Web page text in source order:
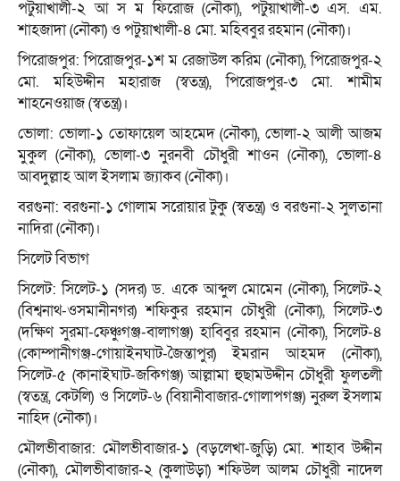
পটুয়াখালী-২ আ স ম ফিরোজ (নৌকা), পটুয়াখালী-৩ এস. এম.
শাহজাদা (নৌকা) ও পটুয়াখালী-৪ মো. মহিববুর রহমান (নৌকা)।
পিরোজপুর: পিরোজপুর-১শ ম রেজাউল করিম (নৌকা), পিরোজপুর-২
মো. মহিউদ্দীন মহারাজ (স্বতন্ত্র), পিরোজপুর-৩ মো. শামীম
শাহনেওয়াজ (স্বতন্ত্র)।
ভোলা: ভোলা-১ তোফায়েল আহমেদ (নৌকা), ভোলা-২ আলী আজম
মুকুল (নৌকা), ভোলা-৩ নুরনবী চৌধুরী শাওন (নৌকা), ভোলা-৪
আবদুল্লাহ আল ইসলাম জ্যাকব (নৌকা)।
বরগুনা: বরগুনা-১ গোলাম সরোয়ার টুকু (স্বতন্ত্র) ও বরগুনা-২ সুলতানা
নাদিরা (নৌকা)।
সিলেট বিভাগ
সিলেট: সিলেট-১ (সদর) ড. একে আব্দুল মোমেন (নৌকা), সিলেট-২
(বিশ্বনাথ-ওসমানীনগর) শফিকুর রহমান চৌধুরী (নৌকা), সিলেট-৩
(দক্ষিণ সুরমা-ফেঞ্চুগঞ্জ-বালাগঞ্জ) হাবিবুর রহমান (নৌকা), সিলেট-৪
(কোম্পানীগঞ্জ-গোয়াইনঘাট-জৈন্তাপুর) ইমরান আহমদ (নৌকা),
সিলেট-৫ (কানাইঘাট-জকিগঞ্জ) আল্লামা হুছামউদ্দীন চৌধুরী ফুলতলী
(স্বতন্ত্র, কেটলি) ও সিলেট-৬ (বিয়ানীবাজার-গোলাপগঞ্জ) নুরুল ইসলাম
নাহিদ (নৌকা)।
মৌলভীবাজার: মৌলভীবাজার-১ (বড়লেখা-জুড়ি) মো. শাহাব উদ্দীন
(নৌকা), মৌলভীবাজার-২ (কুলাউড়া) শফিউল আলম চৌধুরী নাদেল